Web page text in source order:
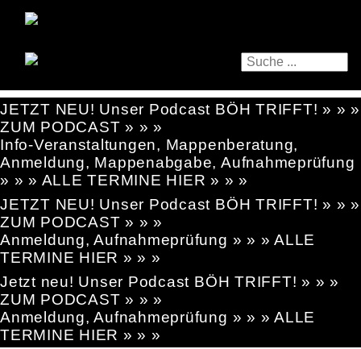
JETZT NEU! Unser Podcast BÖH TRIFFT! » » »
ZUM PODCAST » » »
Info-Veranstaltungen, Mappenberatung,
Anmeldung, Mappenabgabe, Aufnahmeprüfung
» » » ALLE TERMINE HIER » » »
JETZT NEU! Unser Podcast BÖH TRIFFT! » » »
ZUM PODCAST » » »
Anmeldung, Aufnahmeprüfung » » » ALLE
TERMINE HIER » » »
Jetzt neu! Unser Podcast BÖH TRIFFT! » » »
ZUM PODCAST » » »
Anmeldung, Aufnahmeprüfung » » » ALLE
TERMINE HIER » » »